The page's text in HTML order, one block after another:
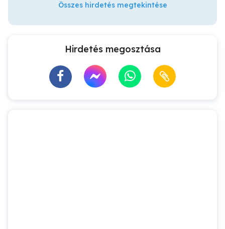
Összes hirdetés megtekintése
Hirdetés megosztása